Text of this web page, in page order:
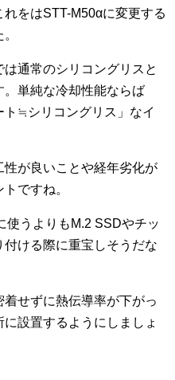
をはSTT-M50αに変更する
通常のシリコングリスと
単純な冷却性能ならば
ト≒シリコングリス」なイ
が良いことや経年劣化が
ですね。
使うよりもM.2 SSDやチッ
ける際に重宝しそうだな
せずに熱伝導率が下がっ
設置するようにしましょ